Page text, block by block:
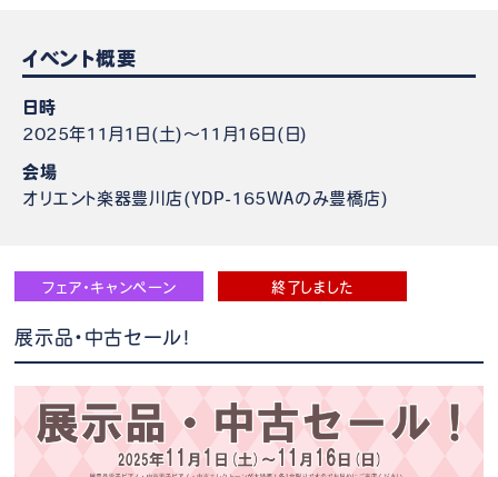
フェア・キャンペーン 終了しました
展示品・中古セール！
イベント概要
日時
2025年11月1日(土)～11月16日(日)
会場
オリエント楽器豊川店(YDP-165WAのみ豊橋店)